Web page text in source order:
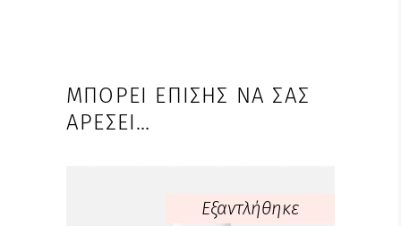
ΜΠΟΡΕΊ ΕΠΊΣΗΣ ΝΑ ΣΑΣ
ΑΡΈΣΕΙ…
Εξαντλήθηκε